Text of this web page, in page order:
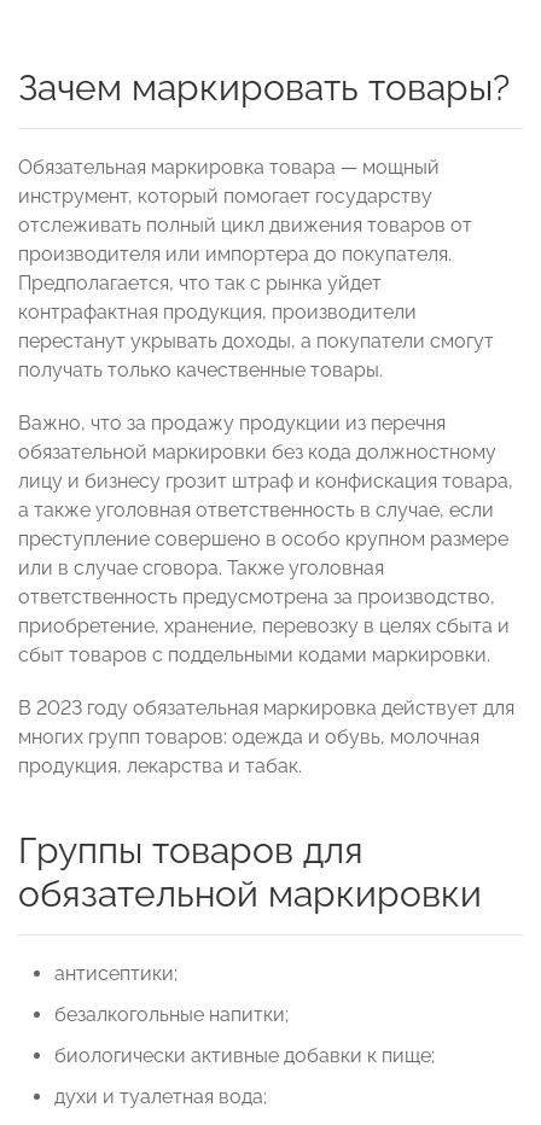
Зачем маркировать товары?
Обязательная маркировка товара — мощный
инструмент, который помогает государству
отслеживать полный цикл движения товаров от
производителя или импортера до покупателя.
Предполагается, что так c рынка уйдет
контрафактная продукция, производители
перестанут укрывать доходы, а покупатели смогут
получать только качественные товары.
Важно, что за продажу продукции из перечня
обязательной маркировки без кода должностному
лицу и бизнесу грозит штраф и конфискация товара,
а также уголовная ответственность в случае, если
преступление совершено в особо крупном размере
или в случае сговора. Также уголовная
ответственность предусмотрена за производство,
приобретение, хранение, перевозку в целях сбыта и
сбыт товаров с поддельными кодами маркировки.
В 2023 году обязательная маркировка действует для
многих групп товаров: одежда и обувь, молочная
продукция, лекарства и табак.
Группы товаров для
обязательной маркировки
антисептики;
безалкогольные напитки;
биологически активные добавки к пище;
духи и туалетная вода;